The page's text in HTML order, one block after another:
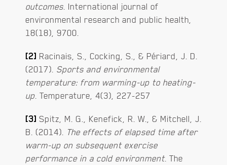
outcomes . International journal of
environmental research and public health,
18(18), 9700.
[2] Racinais, S., Cocking, S., & Périard, J. D.
(2017). Sports and environmental
temperature: from warming-up to heating-
up . Temperature, 4(3), 227-257
[3] Spitz, M. G., Kenefick, R. W., & Mitchell, J.
B. (2014).
The effects of elapsed time after
warm-up on subsequent exercise
performance in a cold environment. The